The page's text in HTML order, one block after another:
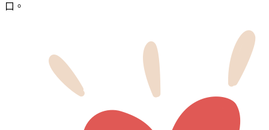
口。